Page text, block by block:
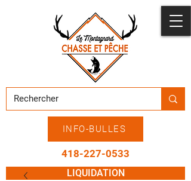
INFO-BULLES
418-227-0533
LIQUIDATION